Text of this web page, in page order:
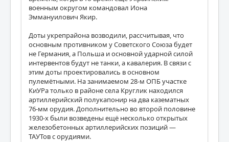
военным округом командовал Иона
Эммануилович Якир.
Доты укрепрайона возводили, рассчитывая, что
основным противником у Советского Союза будет
не Германия, а Польша и основной ударной силой
интервентов будут не танки, а кавалерия. В связи с
этим доты проектировались в основном
пулемётными. На занимаемом 28-м ОПБ участке
КиУРа только в районе села Круглик находился
артиллерийский полукапонир на два казематных
76-мм орудия. Дополнительно во второй половине
1930-х были возведены ещё несколько открытых
железобетонных артиллерийских позиций —
ТАУТов с орудиями.